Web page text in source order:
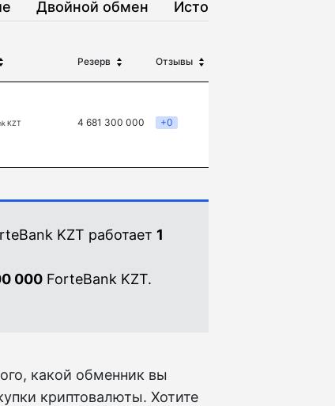
Двойной обмен История
Резерв Отзывы
KZT 4 681 300 000 +0
KZT работает 1
000 ForteBank KZT.
какой обменник вы
криптовалюты. Хотите